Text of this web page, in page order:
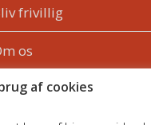
frivillig
os
af cookies